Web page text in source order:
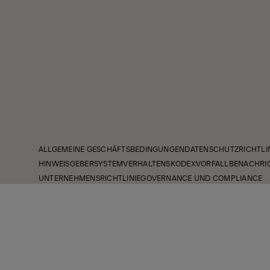
ALLGEMEINE GESCHÄFTSBEDINGUNGEN
HINWEISGEBERSYSTEMVERHALTENSKODEX
UNTERNEHMENSRICHTLINIEGOVERNANCE UND COMPLIANCE